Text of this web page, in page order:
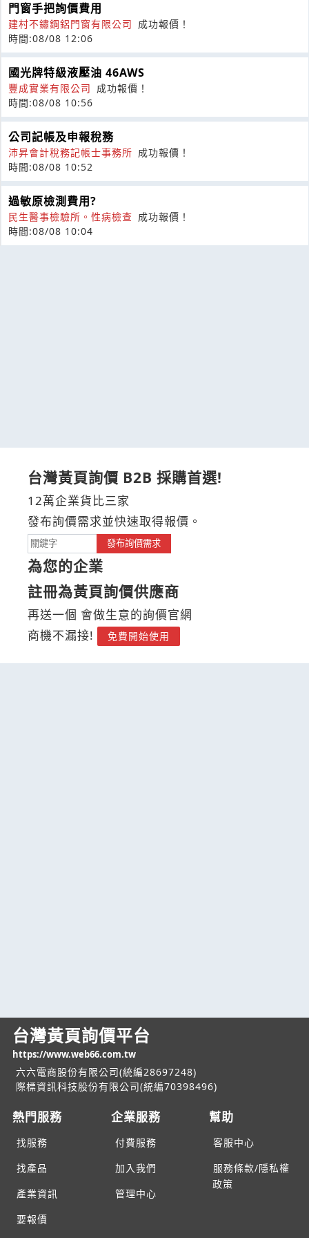
門窗手把詢價費用
建村不鏽鋼鋁門窗有限公司 成功報價！
時間:08/08 12:06
國光牌特級液壓油 46AWS
豐成實業有限公司 成功報價！
時間:08/08 10:56
公司記帳及申報稅務
沛昇會計稅務記帳士事務所 成功報價！
時間:08/08 10:52
過敏原檢測費用?
民生醫事檢驗所。性病檢查 成功報價！
時間:08/08 10:04
台灣黃頁詢價 B2B 採購首選!
12萬企業貨比三家
發布詢價需求並快速取得報價。
發布詢價需求
為您的企業
註冊為黃頁詢價供應商
再送一個 會做生意的詢價官網
商機不漏接!
免費開始使用
台灣黃頁詢價平台
https://www.web66.com.tw
六六電商股份有限公司(統編28697248)
際標資訊科技股份有限公司(統編70398496)
熱門服務
找服務
找產品
產業資訊
要報價
企業服務
付費服務
加入我們
管理中心
幫助
客服中心
服務條款/隱私權
政策